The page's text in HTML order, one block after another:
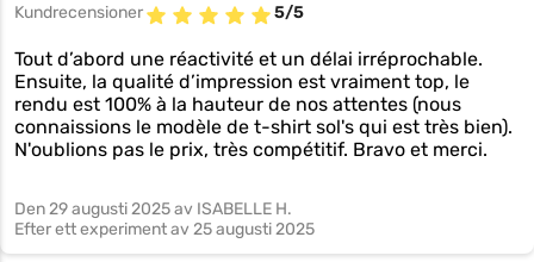
Kundrecensioner 5/5
Tout d’abord une réactivité et un délai irréprochable.
Ensuite, la qualité d’impression est vraiment top, le
rendu est 100% à la hauteur de nos attentes (nous
connaissions le modèle de t-shirt sol's qui est très bien).
N'oublions pas le prix, très compétitif. Bravo et merci.
Den29 augusti 2025av ISABELLE H.
Efter ett experiment av 25 augusti 2025